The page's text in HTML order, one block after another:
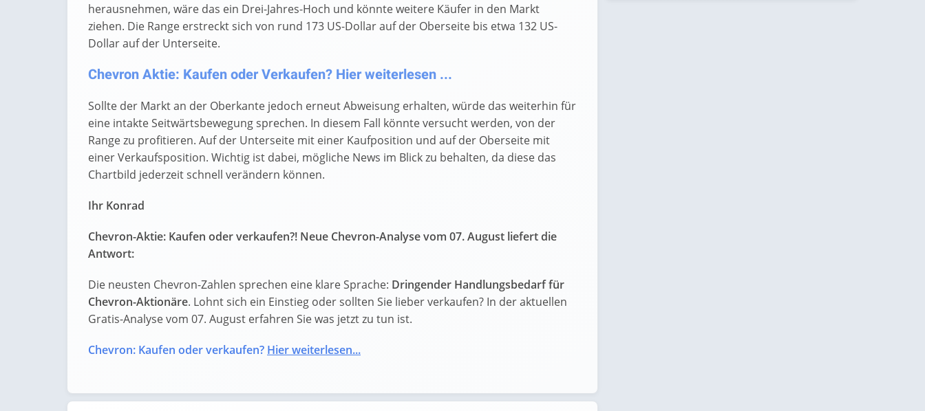
herausnehmen, wäre das ein Drei-Jahres-Hoch und könnte weitere Käufer in den Markt
ziehen. Die Range erstreckt sich von rund 173 US-Dollar auf der Oberseite bis etwa 132 US-
Dollar auf der Unterseite.
Chevron Aktie: Kaufen oder Verkaufen? Hier weiterlesen ...
Sollte der Markt an der Oberkante jedoch erneut Abweisung erhalten, würde das weiterhin für
eine intakte Seitwärtsbewegung sprechen. In diesem Fall könnte versucht werden, von der
Range zu profitieren. Auf der Unterseite mit einer Kaufposition und auf der Oberseite mit
einer Verkaufsposition. Wichtig ist dabei, mögliche News im Blick zu behalten, da diese das
Chartbild jederzeit schnell verändern können.
Ihr Konrad
Chevron-Aktie: Kaufen oder verkaufen?! Neue Chevron-Analyse vom 07. August liefert die
Antwort:
Die neusten Chevron-Zahlen sprechen eine klare Sprache: Dringender Handlungsbedarf für
Chevron-Aktionäre. Lohnt sich ein Einstieg oder sollten Sie lieber verkaufen? In der aktuellen
Gratis-Analyse vom 07. August erfahren Sie was jetzt zu tun ist.
Chevron: Kaufen oder verkaufen? Hier weiterlesen...